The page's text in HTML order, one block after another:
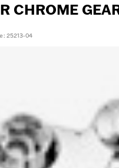
CHROME
: 25213-04